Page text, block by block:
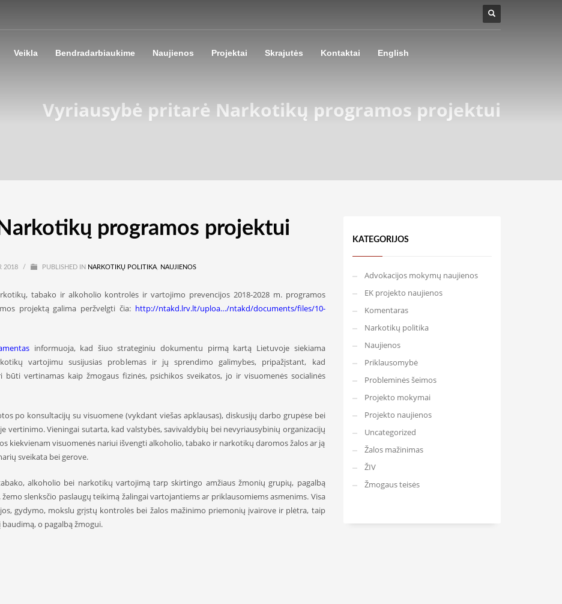
Veikla Bendradarbiaukime Naujienos Projektai Skrajutės Kontaktai English
Vyriausybė pritarė Narkotikų programos projektui
programos projektui
2018 / PUBLISHED IN NARKOTIKŲ POLITIKA NAUJIENOS
tabako ir alkoholio kontrolės ir vartojimo prevencijos 2018-2028 m. programos
projektą galima peržvelgti čia: http://ntakd.lrv.lt/uploa…/ntakd/documents/files/10-
informuoja, kad šiuo strateginiu dokumentu pirmą kartą Lietuvoje siekiama
vartojimu susijusias problemas ir jų sprendimo galimybes, pripažįstant, kad
būti vertinamas kaip žmogaus fizinės, psichikos sveikatos, jo ir visuomenės socialinės
po konsultacijų su visuomene (vykdant viešas apklausas), diskusijų darbo grupėse bei
Vieningai sutarta, kad valstybės, savivaldybių bei nevyriausybinių organizacijų
kiekvienam visuomenės nariui išvengti alkoholio, tabako ir narkotikų daromos žalos ar ją
sveikata bei gerove.
alkoholio bei narkotikų vartojimą tarp skirtingo amžiaus žmonių grupių, pagalbą
slenksčio paslaugų teikimą žalingai vartojantiems ar priklausomiems asmenims. Visa
gydymo, mokslu grįstų kontrolės bei žalos mažinimo priemonių įvairove ir plėtra, taip
o pagalbą žmogui.
KATEGORIJOS
Advokacijos mokymų naujienos
EK projekto naujienos
Komentaras
Narkotikų politika
Naujienos
Priklausomybė
Probleminės šeimos
Projekto mokymai
Projekto naujienos
Uncategorized
Žalos mažinimas
ŽIV
Žmogaus teisės